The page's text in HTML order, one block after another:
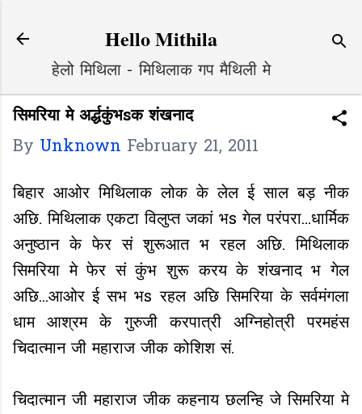
Hello Mithila
हेलो मिथिला - मिथिलाक गप मैथिली मे
सिमरिया मे अर्द्धकुंभsक शंखनाद
By Unknown February 21, 2011
बिहार आओर मिथिलाक लोक के लेल ई साल बड़ नीक
अछि. मिथिलाक एकटा विलुप्त जकां भs गेल परंपरा...धार्मिक
अनुष्ठान के फेर सं शुरूआत भ रहल अछि. मिथिलाक
सिमरिया मे फेर सं कुंभ शुरू करय के शंखनाद भ गेल
अछि...आओर ई सभ भs रहल अछि सिमरिया के सर्वमंगला
धाम आश्रम के गुरुजी करपात्री अग्निहोत्री परमहंस
चिदात्मान जी महाराज जीक कोशिश सं.
चिदात्मान जी महाराज जीक कहनाय छलन्हि जे सिमरिया मे